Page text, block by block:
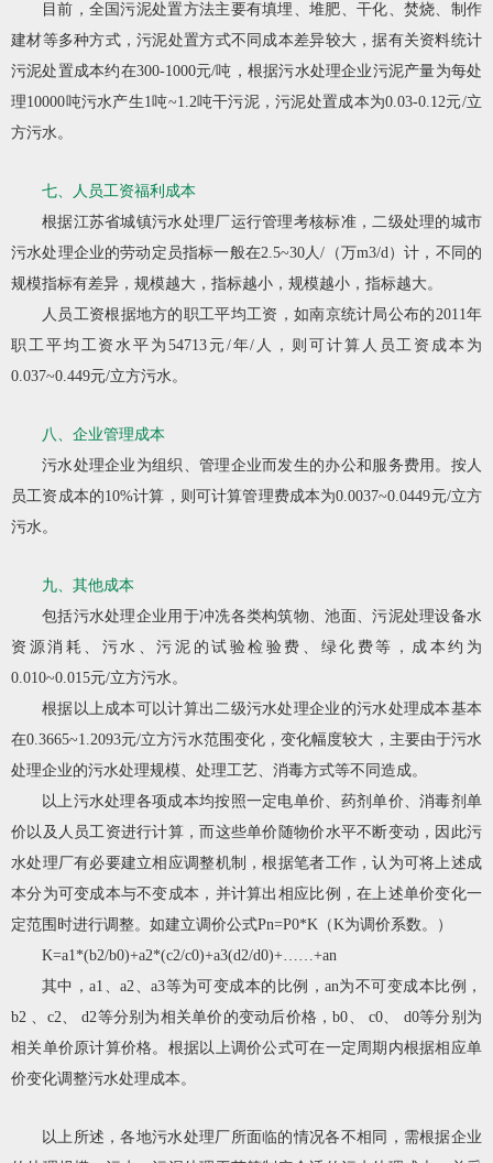
目前，全国污泥处置方法主要有填埋、堆肥、干化、焚烧、制作
建材等多种方式，污泥处置方式不同成本差异较大，据有关资料统计
污泥处置成本约在300-1000元/吨，根据污水处理企业污泥产量为每处
理10000吨污水产生1吨~1.2吨干污泥，污泥处置成本为0.03-0.12元/立
方污水。
七、人员工资福利成本
根据江苏省城镇污水处理厂运行管理考核标准，二级处理的城市
污水处理企业的劳动定员指标一般在2.5~30人/（万m3/d）计，不同的
规模指标有差异，规模越大，指标越小，规模越小，指标越大。
人员工资根据地方的职工平均工资，如南京统计局公布的2011年
职工平均工资水平为54713元/年/人，则可计算人员工资成本为
0.037~0.449元/立方污水。
八、企业管理成本
污水处理企业为组织、管理企业而发生的办公和服务费用。按人
员工资成本的10%计算，则可计算管理费成本为0.0037~0.0449元/立方
污水。
九、其他成本
包括污水处理企业用于冲冼各类构筑物、池面、污泥处理设备水
资源消耗、污水、污泥的试验检验费、绿化费等，成本约为
0.010~0.015元/立方污水。
根据以上成本可以计算出二级污水处理企业的污水处理成本基本
在0.3665~1.2093元/立方污水范围变化，变化幅度较大，主要由于污水
处理企业的污水处理规模、处理工艺、消毒方式等不同造成。
以上污水处理各项成本均按照一定电单价、药剂单价、消毒剂单
价以及人员工资进行计算，而这些单价随物价水平不断变动，因此污
水处理厂有必要建立相应调整机制，根据笔者工作，认为可将上述成
本分为可变成本与不变成本，并计算出相应比例，在上述单价变化一
定范围时进行调整。如建立调价公式Pn=P0*K（K为调价系数。）
K=a1*(b2/b0)+a2*(c2/c0)+a3(d2/d0)+……+an
其中，a1、a2、a3等为可变成本的比例，an为不可变成本比例，
b2 、c2、 d2等分别为相关单价的变动后价格，b0、 c0、 d0等分别为
相关单价原计算价格。根据以上调价公式可在一定周期内根据相应单
价变化调整污水处理成本。
以上所述，各地污水处理厂所面临的情况各不相同，需根据企业